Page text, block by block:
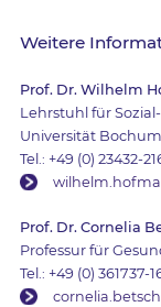
Weitere
Prof. Dr. Wilhelm
Lehrstuhl für
Universität Bochum
Tel.: +49 (0) 23432-
Prof. Dr. Cornelia
Professur für
Tel.: +49 (0) 361737-